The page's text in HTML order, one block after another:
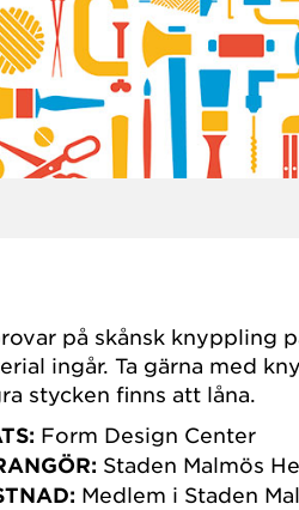
på skånsk knyppling
ingår. Ta gärna med
stycken finns att låna.
Form Design Center
Staden Malmös
Medlem i Staden